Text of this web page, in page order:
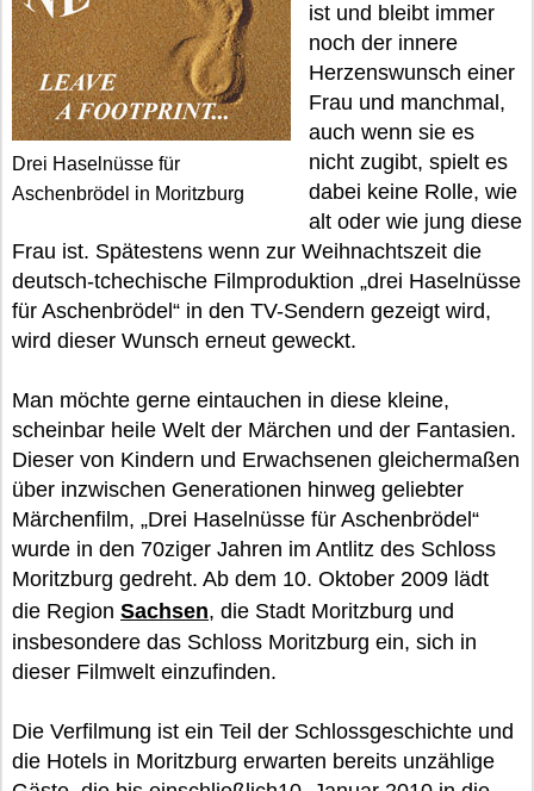
Drei Haselnüsse für
Aschenbrödel in Moritzburg
ist und bleibt immer
noch der innere
Herzenswunsch einer
Frau und manchmal,
auch wenn sie es
nicht zugibt, spielt es
dabei keine Rolle, wie
alt oder wie jung diese
Frau ist. Spätestens wenn zur Weihnachtszeit die
deutsch-tchechische Filmproduktion „drei Haselnüsse
für Aschenbrödel“ in den TV-Sendern gezeigt wird,
wird dieser Wunsch erneut geweckt.
Man möchte gerne eintauchen in diese kleine,
scheinbar heile Welt der Märchen und der Fantasien.
Dieser von Kindern und Erwachsenen gleichermaßen
über inzwischen Generationen hinweg geliebter
Märchenfilm, „Drei Haselnüsse für Aschenbrödel“
wurde in den 70ziger Jahren im Antlitz des Schloss
Moritzburg gedreht. Ab dem 10. Oktober 2009 lädt
die Region Sachsen, die Stadt Moritzburg und
insbesondere das Schloss Moritzburg ein, sich in
dieser Filmwelt einzufinden.
Die Verfilmung ist ein Teil der Schlossgeschichte und
die Hotels in Moritzburg erwarten bereits unzählige